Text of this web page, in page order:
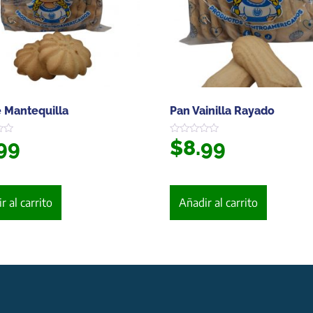
Mantequilla
al carrito
Pan Vainilla Rayado
Valorado
en
$8.99
Añadir al carrito